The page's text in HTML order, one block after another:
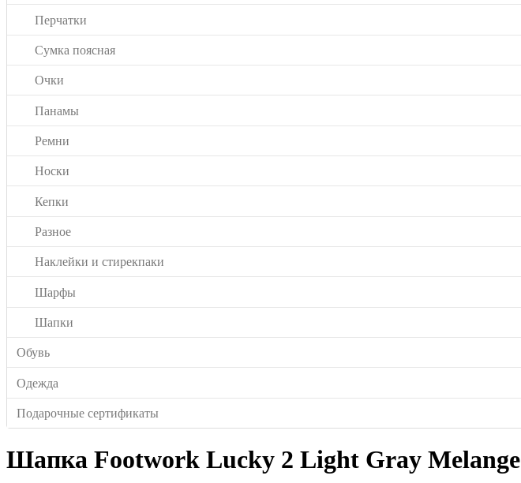
Перчатки
Сумка поясная
Очки
Панамы
Ремни
Носки
Кепки
Разное
Наклейки и стирекпаки
Шарфы
Шапки
Обувь
Одежда
Подарочные сертификаты
Шапка Footwork Lucky 2 Light Gray Melange